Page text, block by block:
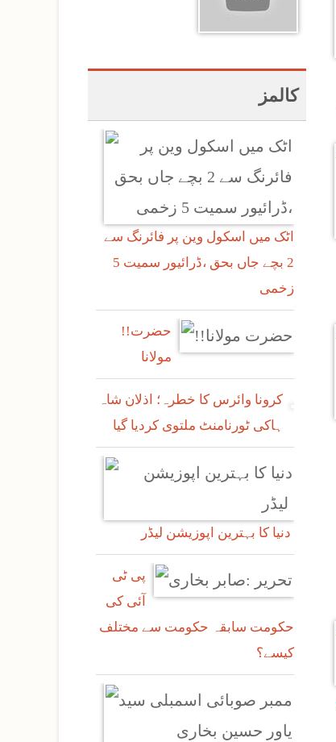
کالمز
اٹک میں اسکول وین پر فائرنگ سے
2 بچے جاں بحق ،ڈرائیور سمیت 5
زخمی
!!حضرت
مولانا
کرونا وائرس کا خطرہ؛ اذلان شاہ
ہاکی ٹورنامنٹ ملتوی کردیا گیا
پی ٹی
آئی کی
حکومت سابقہ حکومت سے مختلف
کیسے؟